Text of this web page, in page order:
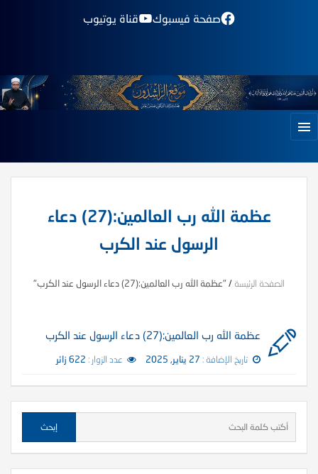
صفحة فيسبوك قناة يوتيوب
عظمة الله رب العالمين:(27) دعاء
الرسول عند الكرب
الصفحة الرئيسة /"عظمة الله رب العالمين:(27) دعاء الرسول عند الكرب"
عظمة الله رب العالمين:(27) دعاء الرسول عند الكرب
تاريخ الإضافة : 27 يناير, 2025 عدد الزوار : 622 زائر